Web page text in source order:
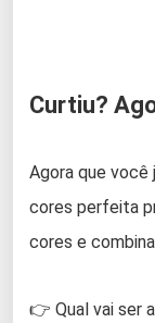
Curtiu?
Agora que você
cores perfeita
cores e
👉 Qual vai ser